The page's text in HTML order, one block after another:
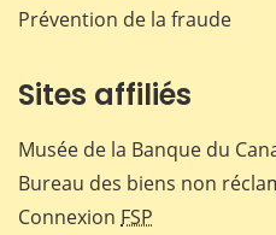
Prévention de la fraude
Sites affiliés
Musée de la Banque du
Bureau des biens non
Connexion FSP